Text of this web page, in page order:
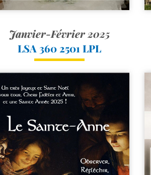
Janvier-Février 2025
LSA 360 2501 LPL